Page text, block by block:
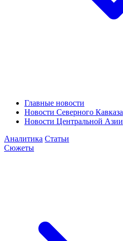
Главные новости
Новости Северного Кавказа
Новости Центральной Азии
Аналитика Статьи
Сюжеты